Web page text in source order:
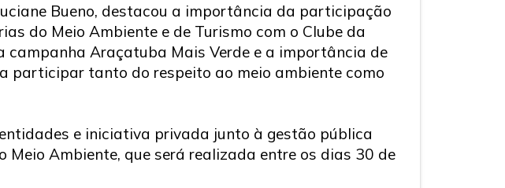
Bueno, destacou a importância da participação
do Meio Ambiente e de Turismo com o Clube da
Araçatuba Mais Verde e a importância de
participar tanto do respeito ao meio ambiente como
e iniciativa privada junto à gestão pública
Ambiente, que será realizada entre os dias 30 de